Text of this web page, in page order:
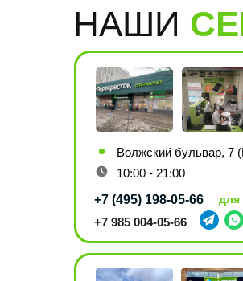
НАШИ
Волжский бульвар, 7
10:00 - 21:00
+7 985 004-05-66
+7 (495) 198-05-66 для